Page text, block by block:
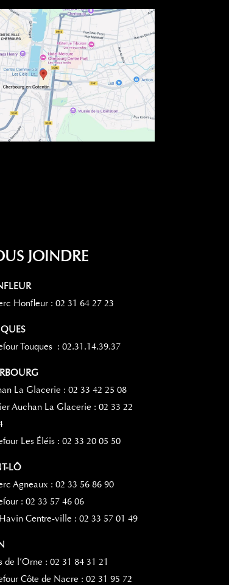
JOINDRE
Honfleur : 02 31 64 27 23
Touques : 02.31.14.39.37
La Glacerie : 02 33 42 25 08
Auchan La Glacerie : 02 33 22
Les Éléis : 02 33 20 05 50
LÔ
Agneaux : 02 33 56 86 90
: 02 33 57 46 06
Centre-ville : 02 33 57 01 49
de l’Orne : 02 31 84 31 21
Côte de Nacre : 02 31 95 72